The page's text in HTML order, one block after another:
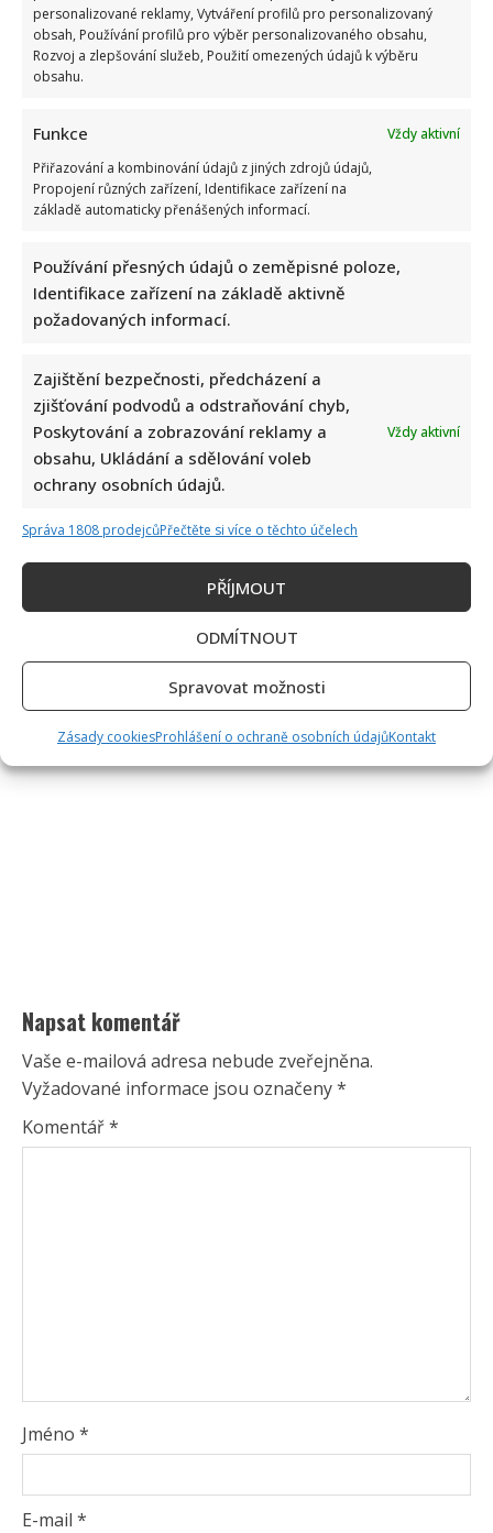
personalizované reklamy, Vytváření profilů pro personalizovaný
obsah, Používání profilů pro výběr personalizovaného obsahu,
Rozvoj a zlepšování služeb, Použití omezených údajů k výběru
obsahu.
Funkce
Vždy aktivní
Přiřazování a kombinování údajů z jiných zdrojů údajů,
Propojení různých zařízení, Identifikace zařízení na
základě automaticky přenášených informací.
Používání přesných údajů o zeměpisné poloze,
Identifikace zařízení na základě aktivně
požadovaných informací.
Zajištění bezpečnosti, předcházení a
zjišťování podvodů a odstraňování chyb,
Poskytování a zobrazování reklamy a
obsahu, Ukládání a sdělování voleb
ochrany osobních údajů.
Vždy aktivní
Správa 1808 prodejcůPřečtěte si více o těchto účelech
PŘÍJMOUT
ODMÍTNOUT
Spravovat možnosti
Zásady cookiesProhlášení o ochraně osobních údajůKontakt
Napsat komentář
Vaše e-mailová adresa nebude zveřejněna.
Vyžadované informace jsou označeny*
Komentář*
Jméno *
E-mail *